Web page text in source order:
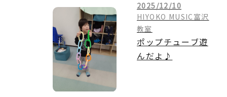
2025/12/10
HIYOKO MUSIC富沢
教室
ポップチューブ遊
んだよ♪